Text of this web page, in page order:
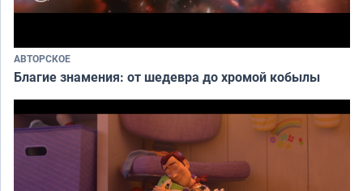
АВТОРСКОЕ
Благие знамения: от шедевра до хромой кобылы